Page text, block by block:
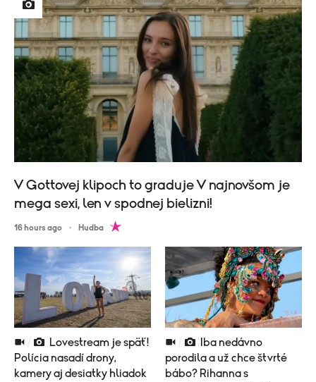
V Gottovej klipoch to graduje V najnovšom je
mega sexi, len v spodnej bielizni!
16 hours ago Hudba
Polícia nasadí drony,
kamery aj desiatky hliadok
porodila a už chce štvrté
bábo? Rihanna s